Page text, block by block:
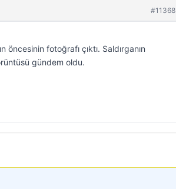
#11368
öncesinin fotoğrafı çıktı. Saldırganın
gündem oldu.